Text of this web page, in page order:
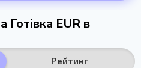
Готівка EUR в
Рейтинг